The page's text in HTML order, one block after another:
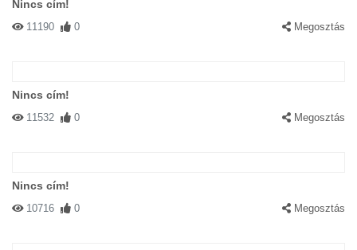
Nincs cím!
11190 0 Megosztás
Nincs cím!
11532 0 Megosztás
Nincs cím!
10716 0 Megosztás